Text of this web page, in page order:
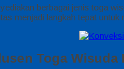
berbagai jenis toga
menjadi langkah tepat
Toga Wisuda